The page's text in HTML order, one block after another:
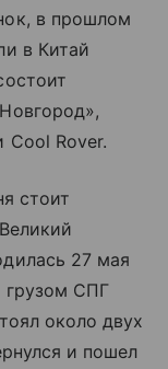
в прошлом
в Китай
Cool Rover.
стоит
27 мая
грузом СПГ
около двух
и пошел